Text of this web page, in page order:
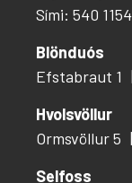
Sími: 540 1154
Blönduós
Efstabraut 1
Hvolsvöllur
Ormsvöllur 5
Selfoss